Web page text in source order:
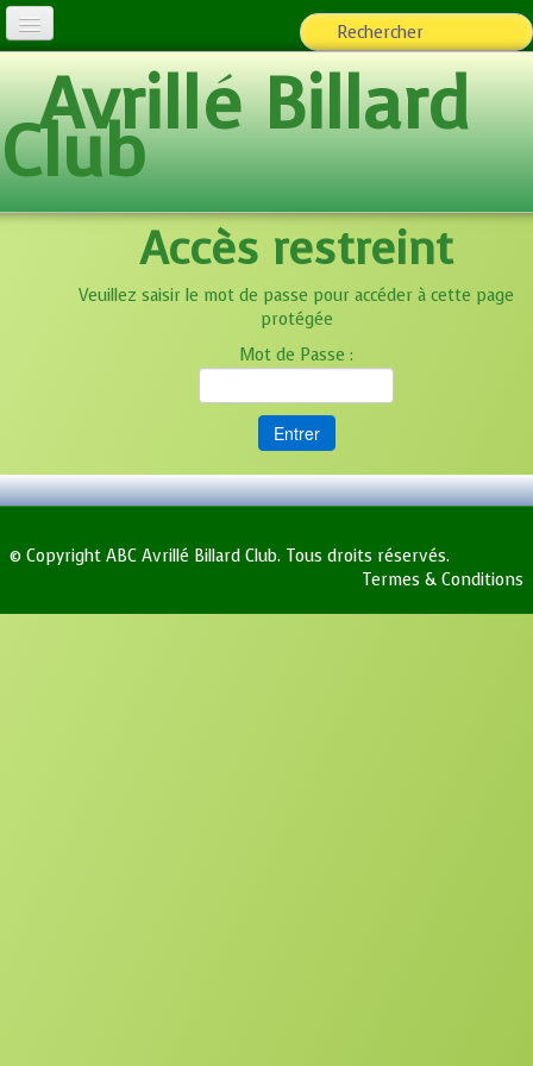
L'Association
Billard loisirs
Espace adhérents
▼
Avrillé Billard
Club
Accès restreint
Veuillez saisir le mot de passe pour accéder à cette page
protégée
Mot de Passe :
© Copyright ABC Avrillé Billard Club. Tous droits réservés.
Termes & Conditions